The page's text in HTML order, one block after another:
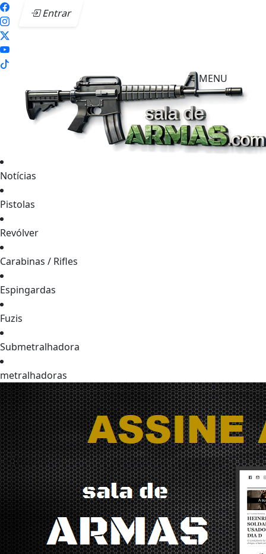
Entrar
MENU
Notícias
Pistolas
Revólver
Carabinas / Rifles
Espingardas
Fuzis
Submetralhadora
metralhadoras